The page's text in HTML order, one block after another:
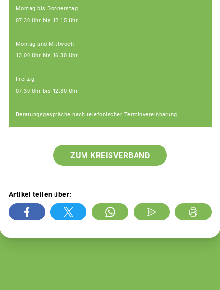
Montag bis Donnerstag
07.30 Uhr bis 12.15 Uhr
Montag und Mittwoch
13.00 Uhr bis 16.30 Uhr
Freitag
07.30 Uhr bis 12.30 Uhr
Beratungsgespräche nach telefonischer Terminvereinbarung
ZUM KREISVERBAND
Artikel teilen über: